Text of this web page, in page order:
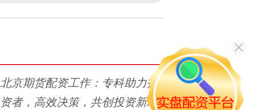
北京期货配资工作：专科助力投
资者，高效决策，共创投资新机